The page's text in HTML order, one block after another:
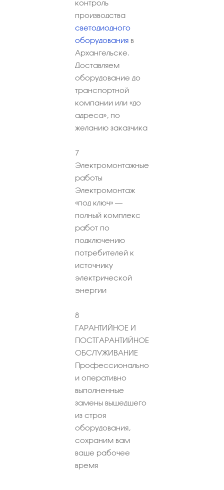
контроль
производства
светодиодного
оборудования в
Архангельске.
Доставляем
оборудование до
транспортной
компании или «до
адреса», по
желанию заказчика
7
Электромонтажные
работы
Электромонтаж
«под ключ» –
полный комплекс
работ по
подключению
потребителей к
источнику
электрической
энергии
8
ГАРАНТИЙНОЕ И
ПОСТГАРАНТИЙНОЕ
ОБСЛУЖИВАНИЕ
Профессионально
и оперативно
выполненные
замены вышедшего
из строя
оборудования,
сохраним вам
ваше рабочее
время